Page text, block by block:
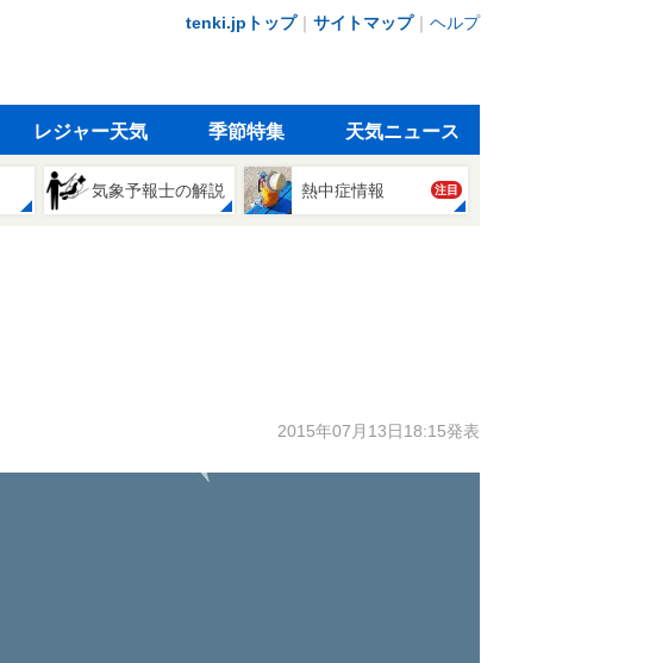
tenki.jpトップ｜ サイトマップ｜ ヘルプ
レジャー天気 季節特集 天気ニュース
気象予報士の解説 熱中症情報 注目
2015年07月13日18:15発表